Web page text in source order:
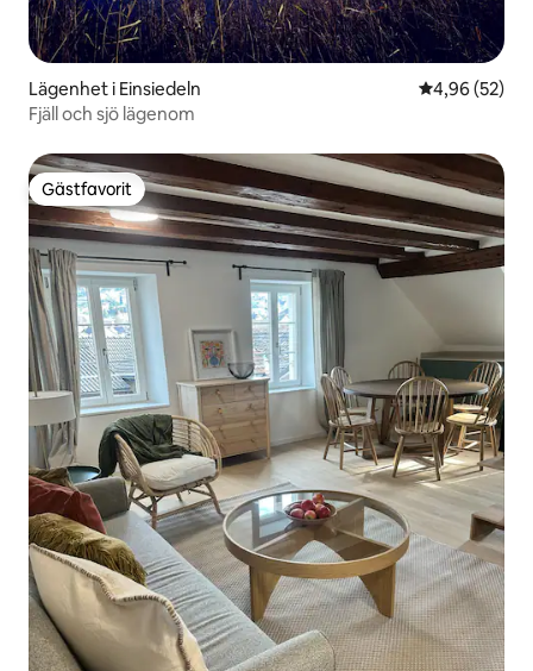
Lägenhet i Einsiedeln 4,96 av 5 i
4,96 (52)
Fjäll och sjö lägenom
Gästfavorit
Gästfavorit